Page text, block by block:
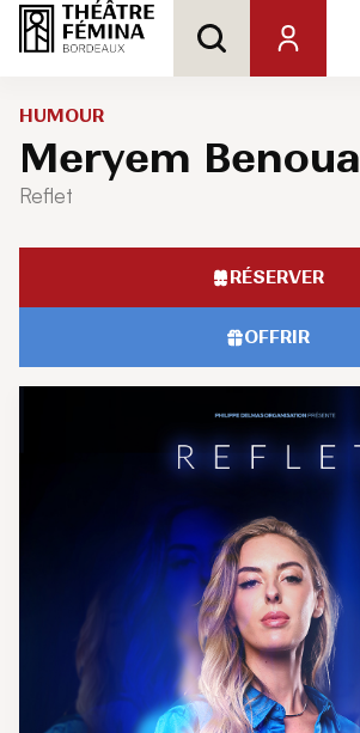
HUMOUR
Meryem Benoua
Reflet
RÉSERVER
OFFRIR